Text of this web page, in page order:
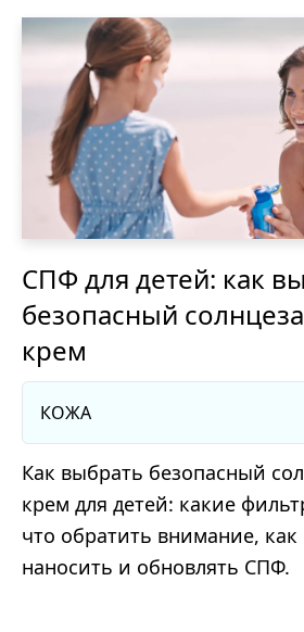
СПФ для детей: как
безопасный
крем
КОЖА
Как выбрать безопасный
крем для детей: какие
что обратить внимание,
наносить и обновлять СПФ.